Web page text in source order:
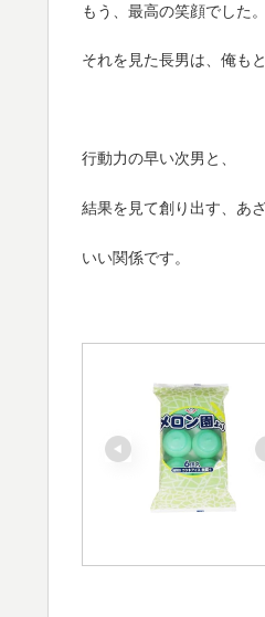
もう、最高の笑顔でした。
それを見た長男は、俺も
行動力の早い次男と、
結果を見て創り出す、あ
いい関係です。